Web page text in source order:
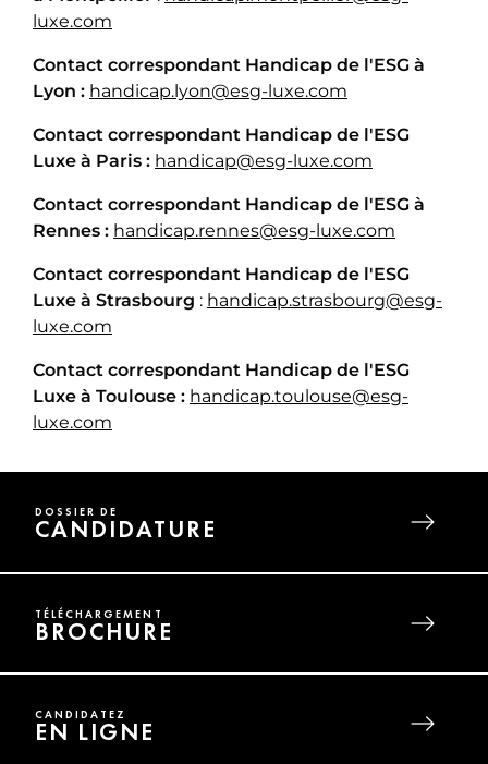
luxe.com
Contact correspondant Handicap de l'ESG à
Lyon : handicap.lyon@esg-luxe.com
Contact correspondant Handicap de l'ESG
Luxe à Paris : handicap@esg-luxe.com
Contact correspondant Handicap de l'ESG à
Rennes : handicap.rennes@esg-luxe.com
Contact correspondant Handicap de l'ESG
Luxe à Strasbourg : handicap.strasbourg@esg-
luxe.com
Contact correspondant Handicap de l'ESG
Luxe à Toulouse : handicap.toulouse@esg-
luxe.com
DOSSIER DE
CANDIDATURE
TÉLÉCHARGEMENT
BROCHURE
CANDIDATEZ
EN LIGNE